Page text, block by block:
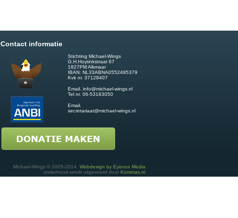
Contact informatie
Stichting Michael-Wings
G.H.Hoytinkstraat 67
1827PM Alkmaar
IBAN: NL33ABNA0552495379
Kvk nr. 37128407
Email. info@michael-wings.nl
Tel nr. 06-53183050
Email.
secretariaat@michael-wings.nl
Michael-Wings © 2005-2014. Webdesign by Eyenox Media
onderhoud wordt uitgevoerd door Kommas.nl